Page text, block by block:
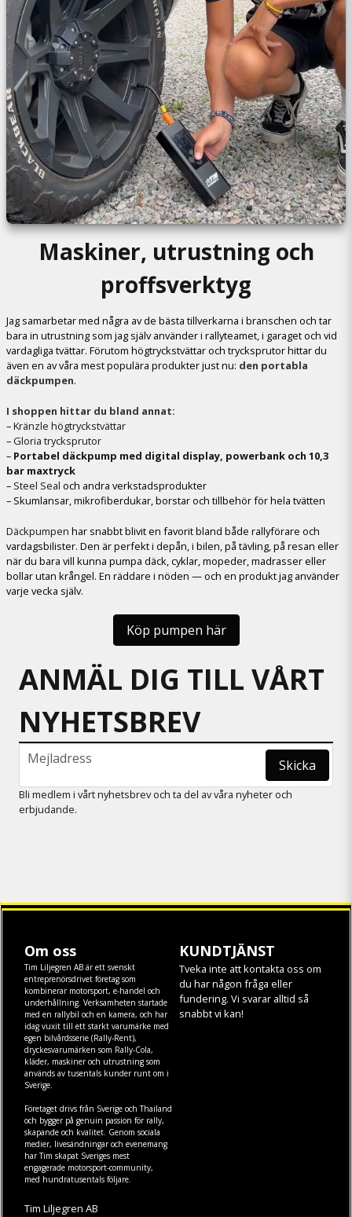
Maskiner, utrustning och
proffsverktyg
Jag samarbetar med några av de bästa tillverkarna i branschen och tar
bara in utrustning som jag själv använder i rallyteamet, i garaget och vid
vardagliga tvättar. Förutom högtryckstvättar och trycksprutor hittar du
även en av våra mest populära produkter just nu: den portabla
däckpumpen.
I shoppen hittar du bland annat:
–Kränzle högtryckstvättar
– Gloria trycksprutor
– Portabel däckpump med digital display, powerbank och 10,3
bar maxtryck
– Steel Seal och andra verkstadsprodukter
– Skumlansar, mikrofiberdukar, borstar och tillbehör för hela tvätten
Däckpumpen har snabbt blivit en favorit bland både rallyförare och
vardagsbilister. Den är perfekt i depån, i bilen, på tävling, på resan eller
när du bara vill kunna pumpa däck, cyklar, mopeder, madrasser eller
bollar utan krångel. En räddare i nöden — och en produkt jag använder
varje vecka själv.
Köp pumpen här
ANMÄL DIG TILL VÅRT
NYHETSBREV
email
Mejladress Skicka
Bli medlem i vårt nyhetsbrev och ta del av våra nyheter och
erbjudande.
Om oss
Tim Liljegren AB är ett svenskt
entreprenörsdrivet företag som
kombinerar motorsport, e-handel och
underhållning. Verksamheten startade
med en rallybil och en kamera, och har
idag vuxit till ett starkt varumärke med
egen bilvårdsserie (Rally-Rent),
dryckesvarumärken som Rally-Cola,
kläder, maskineroch utrustning som
används av tusentals kunder runt om i
Sverige.
Företaget drivs från Sverige och Thailand
och bygger på genuin passion för rally,
skapande och kvalitet. Genom sociala
medier, livesändningar och evenemang
har Tim skapat Sveriges mest
engagerade motorsport-community,
med hundratusentals följare.
Tim Liljegren AB
KUNDTJÄNST
Tveka inte att kontakta oss om
du har någon fråga eller
fundering. Vi svarar alltid så
snabbt vi kan!